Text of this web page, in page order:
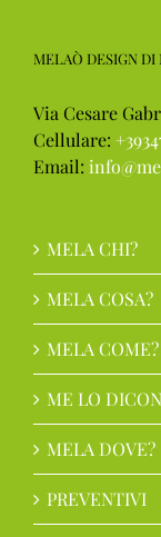
MELAÒ DESIGN
Via Cesare
Cellulare:
Email:
MELA CHI?
MELA COSA?
MELA COME?
ME LO
MELA DOVE?
PREVENTIVI